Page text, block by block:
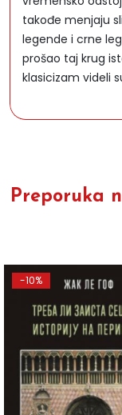
takođe menjaju
legende i crne
prošao taj krug
klasicizam videli
Preporuka
-10%